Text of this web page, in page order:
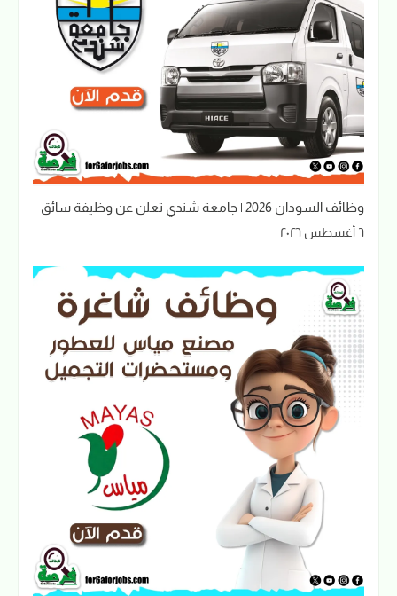
وظائف السودان 2026 | جامعة شندي تعلن عن وظيفة سائق
٦ أغسطس ٢٠٢٦